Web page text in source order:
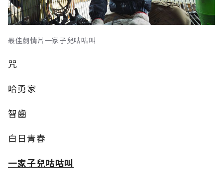
最佳劇情片一家子兒咕咕叫
咒
哈勇家
智齒
白日青春
一家子兒咕咕叫